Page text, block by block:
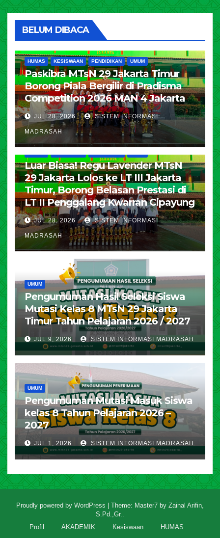
BELUM DIBACA
HUMAS KESISWAAN PENDIDIKAN UMUM
Paskibra MTsN 29 Jakarta Timur
Borong Piala Bergilir di Pradisma
Competition 2026 MAN 4 Jakarta
JUL 28, 2026 SISTEM INFORMASI
MADRASAH
Luar Biasa! Regu Lavender MTsN
29 Jakarta Lolos ke LT III Jakarta
Timur, Borong Belasan Prestasi di
LT II Penggalang Kwarran Cipayung
JUL 28, 2026 SISTEM INFORMASI
MADRASAH
UMUM
Pengumuman Hasil Seleksi Siswa
Mutasi Kelas 8 MTsN 29 Jakarta
Timur Tahun Pelajaran 2026 / 2027
JUL 9, 2026 SISTEM INFORMASI MADRASAH
UMUM
Pengumuman Mutasi Masuk Siswa
kelas 8 Tahun Pelajaran 2026 –
2027
JUL 1, 2026 SISTEM INFORMASI MADRASAH
Proudly powered by WordPress Theme: Master7 by Zainal Arifin,
S.Pd.,Gr..
Profil
AKADEMIK Kesiswaan HUMAS